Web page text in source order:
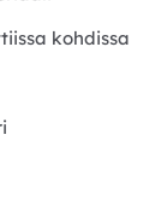
kohdissa